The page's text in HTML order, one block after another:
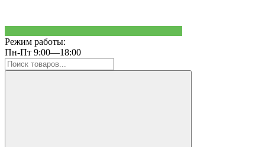
Режим работы:
Пн-Пт 9:00—18:00